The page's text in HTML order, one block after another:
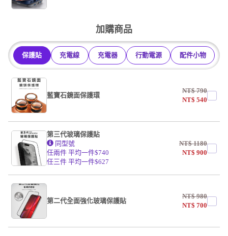
加購商品
保護貼 充電線 充電器 行動電源 配件小物
藍寶石鏡面保護環
NT$790
NT$540
第三代玻璃保護貼
同型號
任兩件 平均一件$740
任三件 平均一件$627
NT$1180
NT$900
第二代全面強化玻璃保護貼
NT$980
NT$700